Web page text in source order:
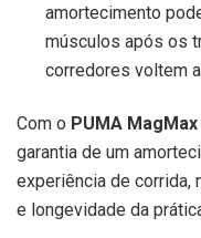
amortecimento
músculos após os
corredores voltem
Com o PUMA MagMax
garantia de um
experiência de corrida,
e longevidade da